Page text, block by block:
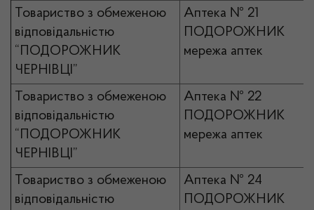
Товариство з обмеженою
відповідальністю
“ПОДОРОЖНИК
ЧЕРНІВЦІ”
Аптека № 21
ПОДОРОЖНИК
мережа аптек
Товариство з обмеженою
відповідальністю
“ПОДОРОЖНИК
ЧЕРНІВЦІ”
Аптека № 22
ПОДОРОЖНИК
мережа аптек
Товариство з обмеженою
відповідальністю
Аптека № 24
ПОДОРОЖНИК